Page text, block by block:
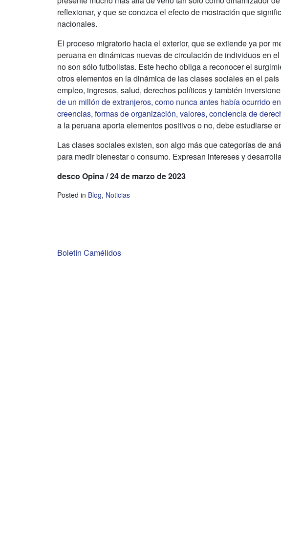
reflexionar, y que se conozca el efecto de mostración que
nacionales.
El proceso migratorio hacia el exterior, que se extiende ya por
peruana en dinámicas nuevas de circulación de individuos en
no son sólo futbolistas. Este hecho obliga a reconocer el
otros elementos en la dinámica de las clases sociales en el
empleo, ingresos, salud, derechos políticos y también
de un millón de extranjeros, como nunca antes había ocurrido
creencias, formas de organización, valores, conciencia de
a la peruana aporta elementos positivos o no, debe estudiarse
Las clases sociales existen, son algo más que categorías de
para medir bienestar o consumo. Expresan intereses y
desco Opina / 24 de marzo de 2023
Posted in Blog, Noticias
Navegación
Boletín Camélidos